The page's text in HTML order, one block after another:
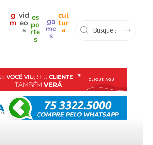
g
m
vid
eo
s
es
po
rte
s
ga
me
s
cul
tur
a